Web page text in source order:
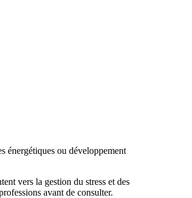
énergétiques ou développement
vers la gestion du stress et des
avant de consulter.